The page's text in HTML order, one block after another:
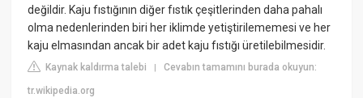
değildir. Kaju fıstığının diğer fıstık çeşitlerinden daha pahalı
olma nedenlerinden biri her iklimde yetiştirilememesi ve her
kaju elmasından ancak bir adet kaju fıstığı üretilebilmesidir.
Kaynak kaldırma talebi |Cevabın tamamını burada okuyun:
tr.wikipedia.org